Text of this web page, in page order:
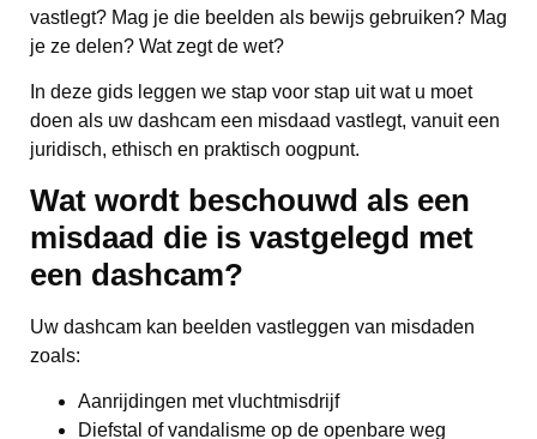
vastlegt? Mag je die beelden als bewijs gebruiken? Mag
je ze delen? Wat zegt de wet?
In deze gids leggen we stap voor stap uit wat u moet
doen als uw dashcam een misdaad vastlegt, vanuit een
juridisch, ethisch en praktisch oogpunt.
Wat wordt beschouwd als een
misdaad die is vastgelegd met
een dashcam?
Uw dashcam kan beelden vastleggen van misdaden
zoals:
Aanrijdingen met vluchtmisdrijf
Diefstal of vandalisme op de openbare weg